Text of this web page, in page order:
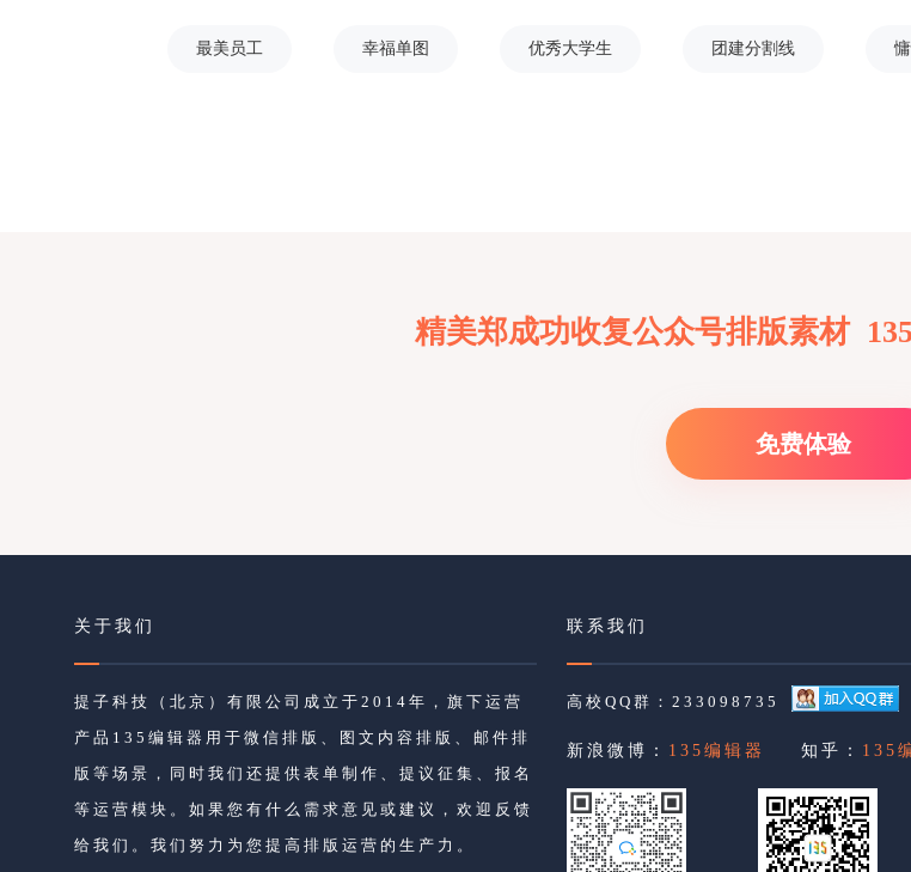
最美员工 幸福单图 优秀大学生 团建分割线
精美郑成功收复公众号排版素材
免费体验
关于我们
提子科技（北京）有限公司成立于2014年，旗下运营
产品135编辑器用于微信排版、图文内容排版、邮件排
版等场景，同时我们还提供表单制作、提议征集、报名
等运营模块。如果您有什么需求意见或建议，欢迎反馈
给我们。我们努力为您提高排版运营的生产力。
联系我们
高校QQ群：233098735
新浪微博： 135编辑器 知乎： 135